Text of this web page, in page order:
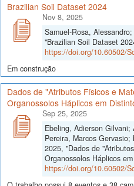
Brazilian Soil Dataset 2024
Nov 8, 2025
Samuel-Rosa,
"Brazilian Soil Dataset
https://doi.org/10.60502/
Em construção
Dados de "Atributos Físicos e
Organossolos Háplicos em
Sep 25, 2025
Ebeling, Adierson
Pereira, Marcos
2025, "Dados de
Organossolos Háplicos
https://doi.org/10.60502/